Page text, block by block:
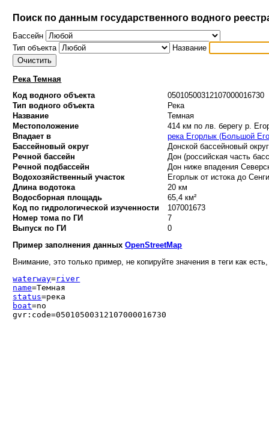
Поиск по данным государственного водного
Бассейн
Тип объекта
Название
Река Темная
Код водного объекта
05010500312107000016730
Тип водного объекта
Река
Название
Темная
Местоположение
414 км по лв. берегу р.
Впадает в
река Егорлык (Большой
Бассейновый округ
Донской бассейновый
Речной бассейн
Дон (российская часть
Речной подбассейн
Дон ниже впадения
Водохозяйственный участок
Егорлык от истока до
Длина водотока
20 км
Водосборная площадь
65,4 км²
Код по гидрологической изученности
107001673
Номер тома по ГИ
7
Выпуск по ГИ
0
Пример заполнения данныхOpenStreetMap
Внимание, это только пример, не копируйте значения в теги как
waterway=river
name=Темная
status=река
boat=no
gvr:code=05010500312107000016730